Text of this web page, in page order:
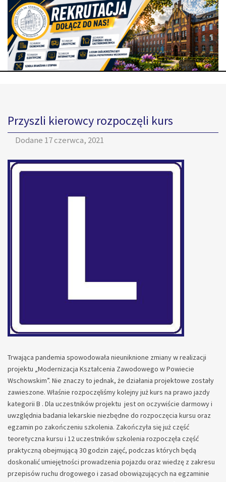
Przyszli kierowcy rozpoczęli kurs
Dodane 17 czerwca, 2021
Trwająca pandemia spowodowała nieuniknione zmiany w realizacji
projektu „Modernizacja Kształcenia Zawodowego w Powiecie
Wschowskim”. Nie znaczy to jednak, że działania projektowe zostały
zawieszone. Właśnie rozpoczęliśmy kolejny już kurs na prawo jazdy
kategorii B . Dla uczestników projektu jest on oczywiście darmowy i
uwzględnia badania lekarskie niezbędne do rozpoczęcia kursu oraz
egzamin po zakończeniu szkolenia. Zakończyła się już część
teoretyczna kursu i 12 uczestników szkolenia rozpoczęła część
praktyczną obejmującą 30 godzin zajęć, podczas których będą
doskonalić umiejętności prowadzenia pojazdu oraz wiedzę z zakresu
przepisów ruchu drogowego i zasad obowiązujących na egzaminie